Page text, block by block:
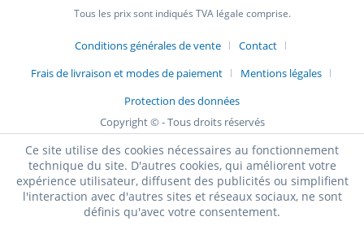
Tous les prix sont indiqués TVA légale comprise.
Conditions générales de vente
Contact
Frais de livraison et modes de paiement
Mentions légales
Protection des données
Copyright © - Tous droits réservés
Ce site utilise des cookies nécessaires au fonctionnement
technique du site. D'autres cookies, qui améliorent votre
expérience utilisateur, diffusent des publicités ou simplifient
l'interaction avec d'autres sites et réseaux sociaux, ne sont
définis qu'avec votre consentement.